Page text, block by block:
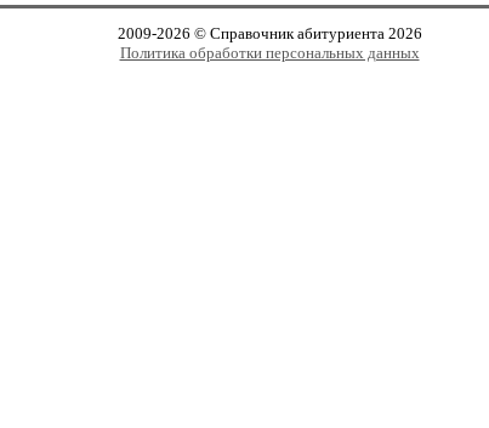
2009-2026 © Справочник абитуриента 2026
Политика обработки персональных данных